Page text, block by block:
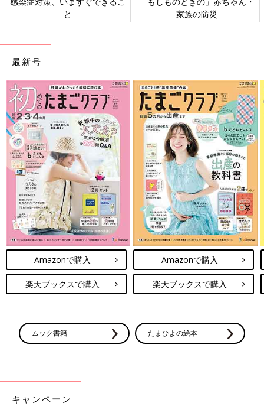
家族の防災
ト検討会
最新号
Amazonで購入
楽天ブックスで購入
Amazonで購入
楽天ブックスで購入
ムック書籍 たまひよの絵本
キャンペーン